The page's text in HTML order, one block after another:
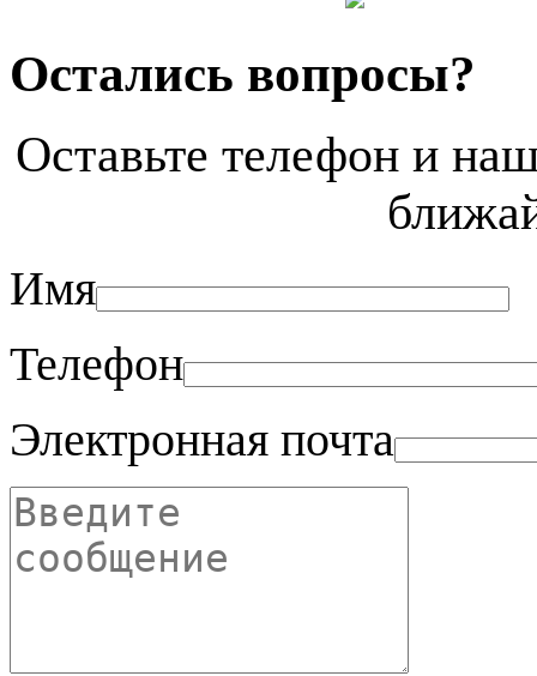
Остались вопросы?
Оставьте телефон и
Имя
Телефон
Электронная почта